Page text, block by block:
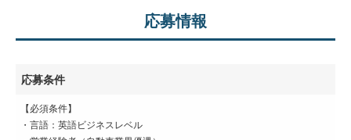
応募情報
応募条件
【必須条件】
・言語：英語ビジネスレベル